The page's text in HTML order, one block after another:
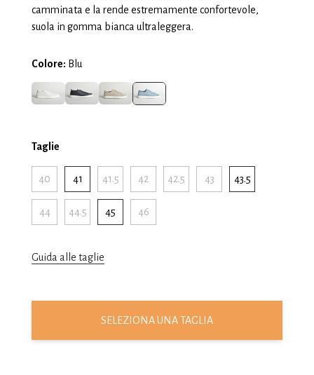
camminata e la rende estremamente confortevole,
suola in gomma bianca ultraleggera.
Colore: Blu
Taglie
40 41 41.5 42 42.5 43 43.5
44 44.5 45 46
Guida alle taglie
SELEZIONA UNA TAGLIA